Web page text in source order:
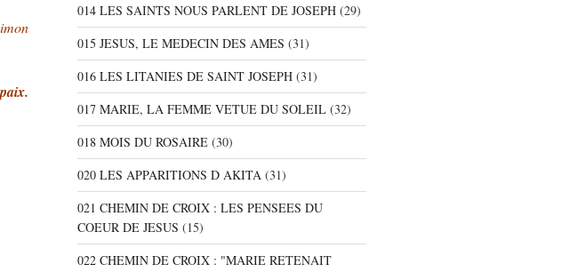
014 LES SAINTS NOUS PARLENT DE JOSEPH(29)
015 JESUS, LE MEDECIN DES AMES (31)
016 LES LITANIES DE SAINT JOSEPH(31)
017 MARIE, LA FEMME VETUE DU SOLEIL(32)
018 MOIS DU ROSAIRE(30)
020 LES APPARITIONS D AKITA(31)
021 CHEMIN DE CROIX : LES PENSEES DU
COEUR DE JESUS (15)
022 CHEMIN DE CROIX : "MARIE RETENAIT